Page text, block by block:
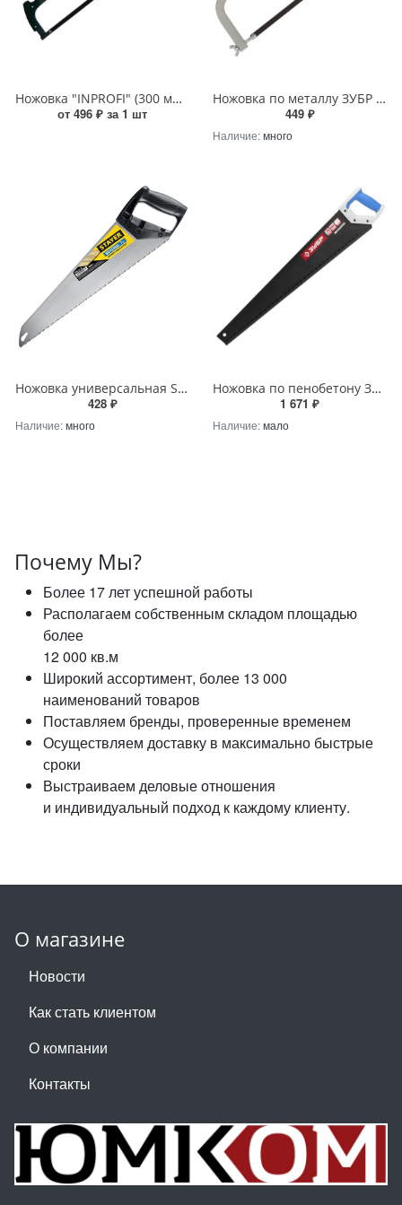
Ножовка "INPROFI" (300 мм) по металлу
от 496 ₽ за 1 шт
Ножовка по металлу ЗУБР MS-100 300мм 60кгс
449 ₽
Наличие:много
Ножовка универсальная STAYER Universal 400мм, 7TPI, закаленный зуб, рез вдоль и поперек волокон, для средних заготовок, фанеры, ДСП, МДФ
428 ₽
Наличие:много
Ножовка по пенобетону ЗУБР БЕТОНОРЕЗ 700мм, шаг 20мм, с твердосплавной вставкой
1 671 ₽
Наличие:мало
Почему Мы?
Более 17 лет успешной работы
Располагаем собственным складом площадью
более
12 000 кв.м
Широкий ассортимент, более 13 000
наименований товаров
Поставляем бренды, проверенные временем
Осуществляем доставку в максимально быстрые
сроки
Выстраиваем деловые отношения
и индивидуальный подход к каждому клиенту.
О магазине
Новости
Как стать клиентом
О компании
Контакты